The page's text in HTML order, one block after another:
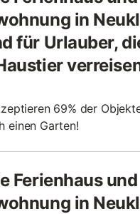
in
für Urlauber,
69% der
einen Garten!
Ferienhaus und
in